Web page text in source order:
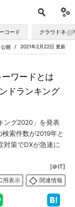
コード クラウドネイ
2021年2月22日 更新
開
ーワードとは
ドランキング
ング2020」を発表
索件数が2019年と
対策でDXが急速に
[＠IT]
用表示
関連情報